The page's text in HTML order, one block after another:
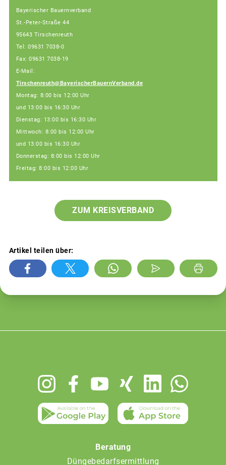
Bayerischer Bauernverband
St.-Peter-Straße 44
95643 Tirschenreuth
Tel: 09631 7038-0
Fax: 09631 7038-19
E-Mail:
Tirschenreuth@BayerischerBauernVerband.de
Montag: 8:00 bis 12:00 Uhr
und 13:00 bis 16:30 Uhr
Dienstag: 13:00 bis 16:30 Uhr
Mittwoch: 8:00 bis 12:00 Uhr
und 13:00 bis 16:30 Uhr
Donnerstag: 8:00 bis 12:00 Uhr
Freitag: 8:00 bis 12:00 Uhr
ZUM KREISVERBAND
Artikel teilen über:
Beratung
Düngebedarfsermittlung